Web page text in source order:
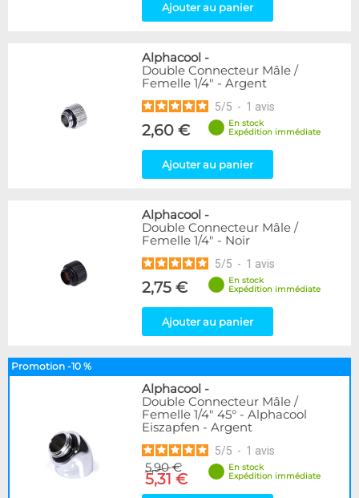
Ajouter au panier
Alphacool -
Double Connecteur Mâle /
Femelle 1/4" - Argent
5/5 - 1 avis
2,60 €
En stock
Expédition immédiate
Ajouter au panier
Alphacool -
Double Connecteur Mâle /
Femelle 1/4" - Noir
5/5 - 1 avis
2,75 €
En stock
Expédition immédiate
Ajouter au panier
Promotion -10 %
Alphacool -
Double Connecteur Mâle /
Femelle 1/4" 45° - Alphacool
Eiszapfen - Argent
5/5 - 1 avis
5,90 €
5,31 €
En stock
Expédition immédiate